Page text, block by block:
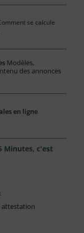
se calcule
Modèles,
des annonces
en ligne
Minutes, c'est
attestation